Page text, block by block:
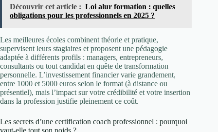
Découvrir cet article : Loi alur formation : quelles
obligations pour les professionnels en 2025 ?
Les meilleures écoles combinent théorie et pratique,
supervisent leurs stagiaires et proposent une pédagogie
adaptée à différents profils : managers, entrepreneurs,
consultants ou tout candidat en quête de transformation
personnelle. L’investissement financier varie grandement,
entre 1000 et 5000 euros selon le format (à distance ou
présentiel), mais l’impact sur votre crédibilité et votre insertion
dans la profession justifie pleinement ce coût.
Les secrets d’une certification coach professionnel : pourquoi
vaut-elle tout son poids ?